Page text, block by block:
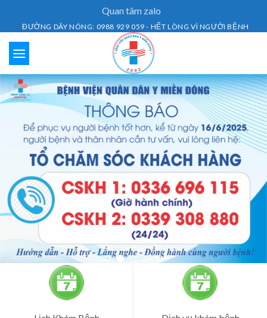
Quan tâm zalo
ĐƯỜNG DÂY NÓNG: 0988 929 059 - HẾT LÒNG VÌ NGƯỜI BỆNH
Lịch Khám Bệnh Dịch vụ khám bệnh